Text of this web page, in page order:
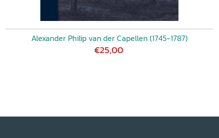
Alexander Philip van der Capellen (1745-1787)
€25,00